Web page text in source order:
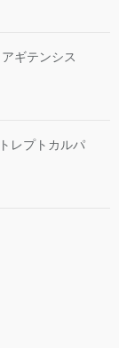
ギテンシス
レプトカルパ